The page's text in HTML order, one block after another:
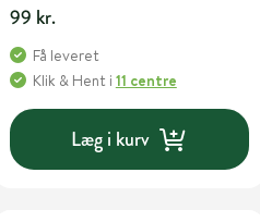
99 kr.
Få leveret
Klik & Hent i 11 centre
Læg i kurv